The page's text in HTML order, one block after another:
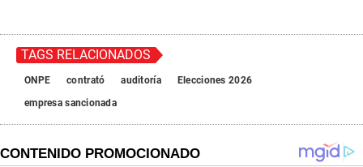
TAGS RELACIONADOS
ONPE contrató auditoría
Elecciones 2026
empresa sancionada